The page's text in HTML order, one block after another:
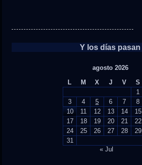
Y los días pasan
agosto 2026
L
M X J V S
1
3
4 5 6 7 8
10
11 12 13 14 15
17
18 19 20 21 22
24
25 26 27 28 29
31
« Jul